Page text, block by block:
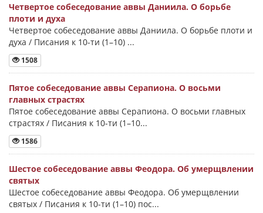
Четвертое собеседование аввы Даниила. О борьбе
плоти и духа
Четвертое собеседование аввы Даниила. О борьбе плоти и
духа / Писания к 10-ти (1–10) ...
1508
Пятое собеседование аввы Серапиона. О восьми
главных страстях
Пятое собеседование аввы Серапиона. О восьми главных
страстях / Писания к 10-ти (1–10...
1586
Шестое собеседование аввы Феодора. Об умерщвлении
святых
Шестое собеседование аввы Феодора. Об умерщвлении
святых / Писания к 10-ти (1–10) пос...